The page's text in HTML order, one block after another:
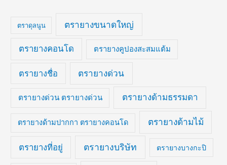
ตราดุลนูน ตรายางขนาดใหญ่
ตรายางคอนโด ตรายางคูปองสะสมแต้ม
ตรายางชื่อ ตรายางด่วน
ตรายางด่วน ตรายางด่วน ตรายางด้ามธรรมดา
ตรายางด้ามปากกา ตรายางคอนโด ตรายางด้ามไม้
ตรายางที่อยู่ ตรายางบริษัท ตรายางบางกะปิ